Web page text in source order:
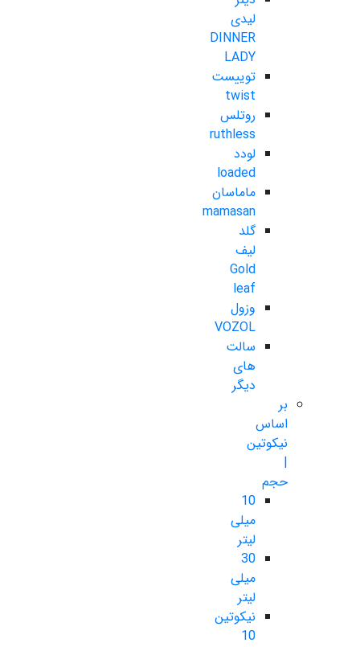
لیدی
DINNER
LADY
توییست
twist
روتلس
ruthless
لودد
loaded
ماماسان
mamasan
گلد
لیف
Gold
leaf
وزول
VOZOL
سالت
های
دیگر
بر
اساس
نیکوتین
|
حجم
10
میلی
لیتر
30
میلی
لیتر
نیکوتین
10